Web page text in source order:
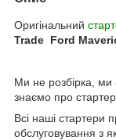
Оригінальний
Trade Ford
Ми не розбірка,
знаємо про
Всі наші стартери
обслуговування з